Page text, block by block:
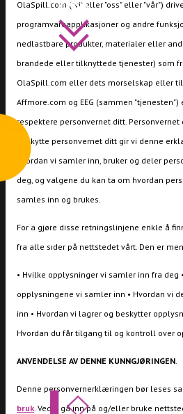
OlaSpill.com ("vi" eller "oss" eller "vår")
programvareapplikasjoner og andre
nedlastbare produkter, materialer eller
brandede eller tilknyttede tjenester) som
OlaSpill.com eller dets morselskap eller
Affmore.com og EEG (sammen
respektere personvernet ditt. Personvernet
beskytte personvernet ditt gir vi denne
hvordan vi samler inn, bruker og deler
deg, og valgene du kan ta om hvordan
samles inn og brukes.
For å gjøre disse retningslinjene enkle å
fra alle sider på nettstedet vårt. Den er
• Hvilke opplysninger vi samler inn fra deg
opplysningene vi samler inn • Hvordan vi
inn • Hvordan vi lagrer og beskytter
Hvordan du får tilgang til og kontroll over
ANVENDELSE AV DENNE KUNNGJØRINGEN.
Denne personvernerklæringen bør leses
bruk. Ved å gå inn på og/eller bruke